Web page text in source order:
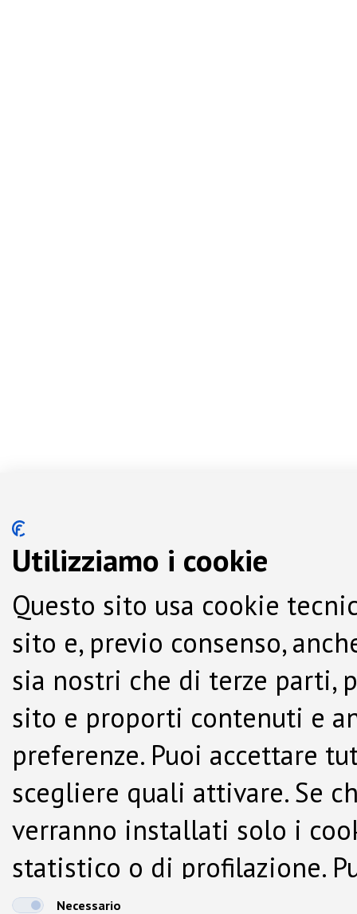
Utilizziamo i cookie
Questo sito usa cookie
sito e, previo consenso,
sia nostri che di terze parti,
sito e proporti contenuti e
preferenze. Puoi accettare
scegliere quali attivare. Se
verranno installati solo i
statistico o di profilazione.
dalla Cookie Policy.
Necessario